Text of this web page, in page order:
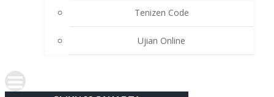
Tenizen Code
Ujian Online